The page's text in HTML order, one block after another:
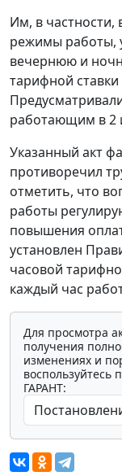
Им, в частности,
режимы работы,
вечернюю и
тарифной ставки
работающим в 2
Указанный акт
противоречил
отметить, что
работы
повышения
установлен
часовой
каждый час
Для просмотра
получения
изменениях и
воспользуйтесь
ГАРАНТ: